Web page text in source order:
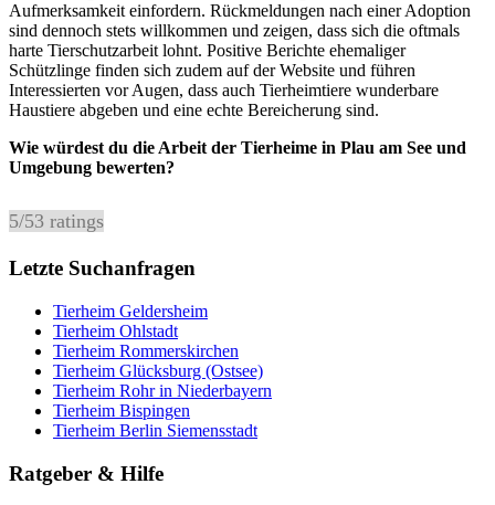
Aufmerksamkeit einfordern. Rückmeldungen nach einer Adoption
sind dennoch stets willkommen und zeigen, dass sich die oftmals
harte Tierschutzarbeit lohnt. Positive Berichte ehemaliger
Schützlinge finden sich zudem auf der Website und führen
Interessierten vor Augen, dass auch Tierheimtiere wunderbare
Haustiere abgeben und eine echte Bereicherung sind.
Wie würdest du die Arbeit der Tierheime in Plau am See und
Umgebung bewerten?
5/53 ratings
Letzte Suchanfragen
Tierheim Geldersheim
Tierheim Ohlstadt
Tierheim Rommerskirchen
Tierheim Glücksburg (Ostsee)
Tierheim Rohr in Niederbayern
Tierheim Bispingen
Tierheim Berlin Siemensstadt
Ratgeber & Hilfe